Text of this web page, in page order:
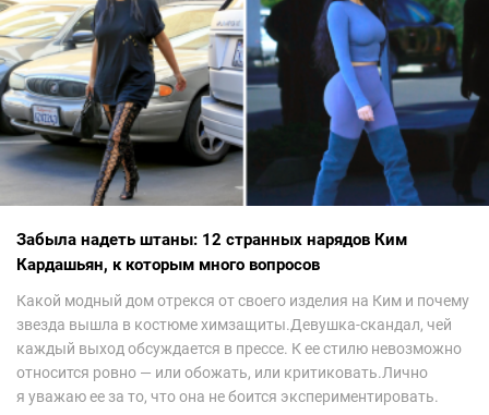
Забыла надеть штаны: 12 странных нарядов Ким
Кардашьян, к которым много вопросов
Какой модный дом отрекся от своего изделия на Ким и почему
звезда вышла в костюме химзащиты.Девушка-скандал, чей
каждый выход обсуждается в прессе. К ее стилю невозможно
относится ровно — или обожать, или критиковать.Лично
я уважаю ее за то, что она не боится экспериментировать.